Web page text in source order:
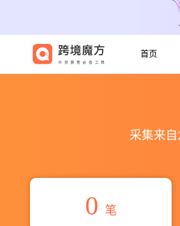
首页
采集来
0 笔